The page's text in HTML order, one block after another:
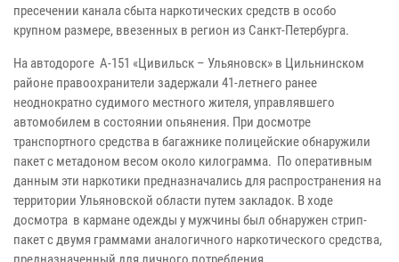
пресечении канала сбыта наркотических средств в особо
крупном размере, ввезенных в регион из Санкт-Петербурга.
На автодороге А-151 «Цивильск – Ульяновск» в Цильнинском
районе правоохранители задержали 41-летнего ранее
неоднократно судимого местного жителя, управлявшего
автомобилем в состоянии опьянения. При досмотре
транспортного средства в багажнике полицейские обнаружили
пакет с метадоном весом около килограмма. По оперативным
данным эти наркотики предназначались для распространения на
территории Ульяновской области путем закладок. В ходе
досмотра в кармане одежды у мужчины был обнаружен стрип-
пакет с двумя граммами аналогичного наркотического средства,